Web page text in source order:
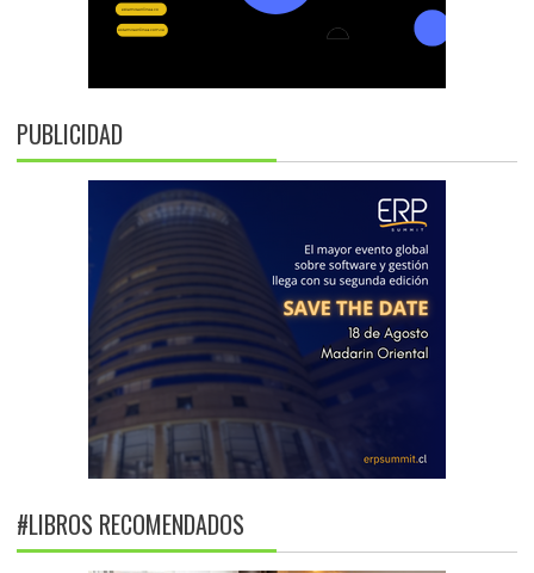
PUBLICIDAD
#LIBROS RECOMENDADOS